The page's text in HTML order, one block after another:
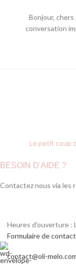
Bonjour,
conversation
Le petit coup
BESOIN D'AIDE ?
Contactez nous via les
Heures d'ouverture :
Formulaire de contact
contact@oli-